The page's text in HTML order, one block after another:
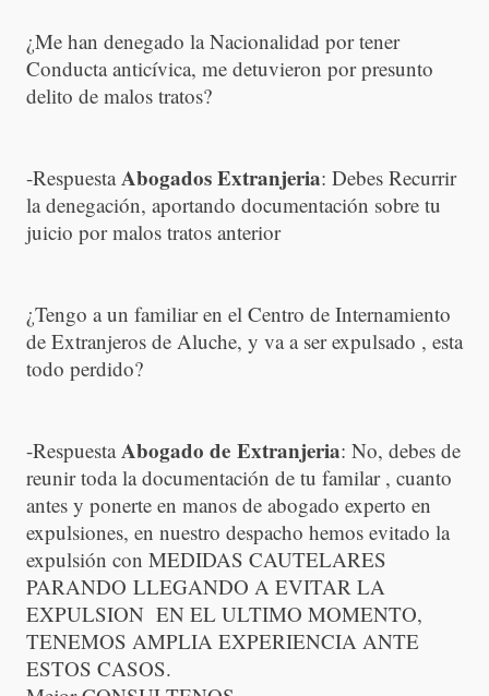
¿Me han denegado la Nacionalidad por tener
Conducta anticívica, me detuvieron por presunto
delito de malos tratos?
-RespuestaAbogados Extranjeria: Debes Recurrir
la denegación, aportando documentación sobre tu
juicio por malos tratos anterior
¿Tengo a un familiar en el Centro de Internamiento
de Extranjeros de Aluche, y va a ser expulsado , esta
todo perdido?
-RespuestaAbogado de Extranjeria: No, debes de
reunir toda la documentación de tu familar , cuanto
antes y ponerte en manos de abogado experto en
expulsiones, en nuestro despacho hemos evitado la
expulsión con MEDIDAS CAUTELARES
PARANDO LLEGANDO A EVITAR LA
EXPULSION EN EL ULTIMO MOMENTO,
TENEMOS AMPLIA EXPERIENCIA ANTE
ESTOS CASOS.